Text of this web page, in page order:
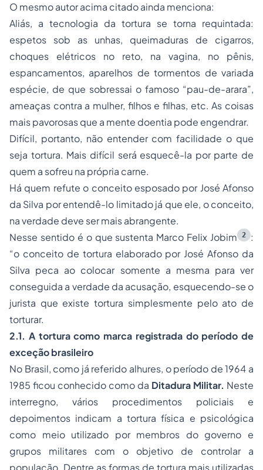
O mesmo autor acima citado ainda menciona:
Aliás, a tecnologia da tortura se torna requintada:
espetos sob as unhas, queimaduras de cigarros,
choques elétricos no reto, na vagina, no pênis,
espancamentos, aparelhos de tormentos de variada
espécie, de que sobressai o famoso “pau-de-arara”,
ameaças contra a mulher, filhos e filhas, etc. As coisas
mais pavorosas que a mente doentia pode engendrar.
Difícil, portanto, não entender com facilidade o que
seja tortura. Mais difícil será esquecê-la por parte de
quem a sofreu na própria carne.
Há quem refute o conceito esposado por José Afonso
da Silva por entendê-lo limitado já que ele, o conceito,
na verdade deve ser mais abrangente.
Nesse sentido é o que sustenta Marco Felix Jobim
2
:
“o conceito de tortura elaborado por José Afonso da
Silva peca ao colocar somente a mesma para ver
conseguida a verdade da acusação, esquecendo-se o
jurista que existe tortura simplesmente pelo ato de
torturar.
2.1. A tortura como marca registrada do período de
exceção brasileiro
No Brasil, como já referido alhures, o período de 1964 a
1985 ficou conhecido como da Ditadura Militar. Neste
interregno, vários procedimentos policiais e
depoimentos indicam a tortura física e psicológica
como meio utilizado por membros do governo e
grupos militares com o objetivo de controlar a
população. Dentre as formas de tortura mais utilizadas